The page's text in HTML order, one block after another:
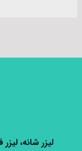
لیزر شانه،